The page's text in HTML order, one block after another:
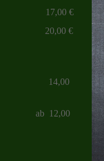
17,00 €
€
14,00
ab 12,00